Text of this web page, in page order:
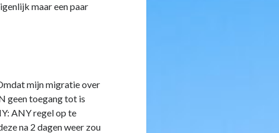
maar een paar
mijn migratie over
geen toegang tot is
ANY regel op te
na 2 dagen weer zou